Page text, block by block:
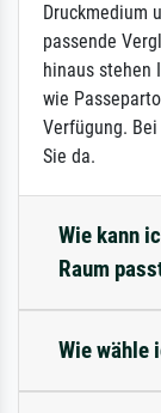
Druckmedium
passende
hinaus stehen
wie
Verfügung.
Sie da.
Wie kann
Raum
Wie wähle